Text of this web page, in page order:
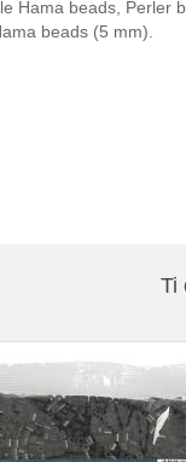
Hama beads, Perler
beads (5 mm).
Ti